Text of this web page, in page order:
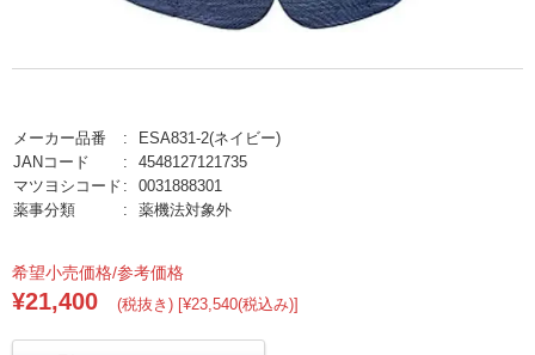
メーカー品番
ESA831-2(ネイビー)
JANコード
4548127121735
マツヨシコード
0031888301
薬事分類
薬機法対象外
希望小売価格/参考価格
¥21,400 (税抜き) [¥23,540(税込み)]